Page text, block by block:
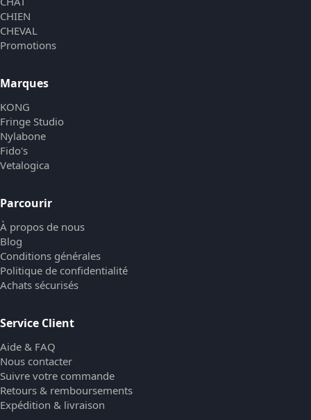
CHIEN
CHEVAL
Promotions
Marques
KONG
Fringe Studio
Nylabone
Fido's
Vetalogica
Parcourir
À propos de nous
Blog
Conditions générales
Politique de confidentialité
Achats sécurisés
Service Client
Aide & FAQ
Nous contacter
Suivre votre commande
Retours & remboursements
Expédition & livraison